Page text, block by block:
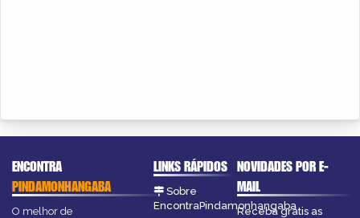
ENCONTRA
PINDAMONHANGABA
O melhor de
LINKS RÁPIDOS
Sobre
EncontraPindamonhangaba
NOVIDADES POR E-
MAIL
Receba grátis as